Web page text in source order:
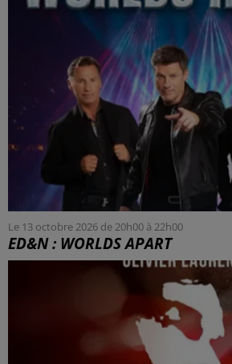
Le 13 octobre 2026 de 20h00 à 22h00
ED&N : WORLDS APART